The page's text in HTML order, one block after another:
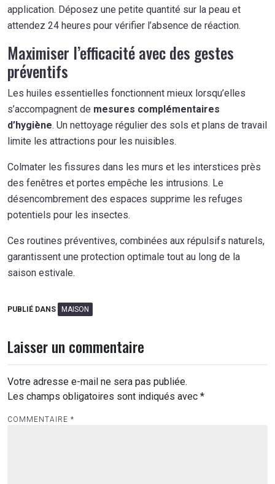
application. Déposez une petite quantité sur la peau et
attendez 24 heures pour vérifier l’absence de réaction.
Maximiser l’efficacité avec des gestes
préventifs
Les huiles essentielles fonctionnent mieux lorsqu’elles
s’accompagnent de mesures complémentaires
d’hygiène. Un nettoyage régulier des sols et plans de travail
limite les attractions pour les nuisibles.
Colmater les fissures dans les murs et les interstices près
des fenêtres et portes empêche les intrusions. Le
désencombrement des espaces supprime les refuges
potentiels pour les insectes.
Ces routines préventives, combinées aux répulsifs naturels,
garantissent une protection optimale tout au long de la
saison estivale.
PUBLIÉ DANS MAISON
Laisser un commentaire
Votre adresse e-mail ne sera pas publiée.
Les champs obligatoires sont indiqués avec *
COMMENTAIRE *